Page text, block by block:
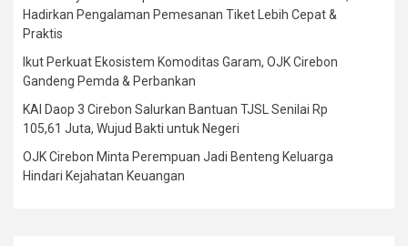
Hadirkan Pengalaman Pemesanan Tiket Lebih Cepat &
Praktis
Ikut Perkuat Ekosistem Komoditas Garam, OJK Cirebon
Gandeng Pemda & Perbankan
KAI Daop 3 Cirebon Salurkan Bantuan TJSL Senilai Rp
105,61 Juta, Wujud Bakti untuk Negeri
OJK Cirebon Minta Perempuan Jadi Benteng Keluarga
Hindari Kejahatan Keuangan